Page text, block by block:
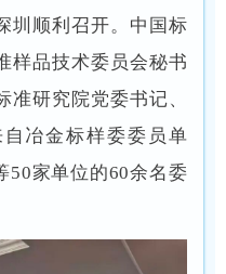
圳顺利召开。中国标
样品技术委员会秘书
研究院党委书记、
冶金标样委委员单
50家单位的60余名委